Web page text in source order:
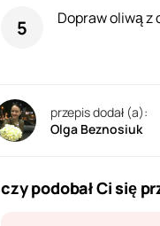
Dopraw oliwą z
przepis dodał (a):
Olga Beznosiuk
czy podobał Ci się